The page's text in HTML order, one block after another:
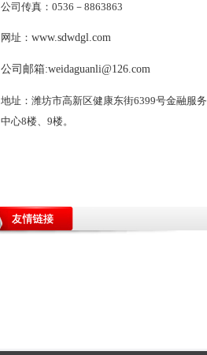
公司传真：0536－8863863
网址： www.sdwdgl.com
公司邮箱:weidaguanli@126.com
地址：潍坊市高新区健康东街6399号金融服务
中心8楼、9楼。
中国山东政府采购网
中国住房和城乡建设部
山东建设厅执业资格注册中心
山东省建筑市场监督管理网